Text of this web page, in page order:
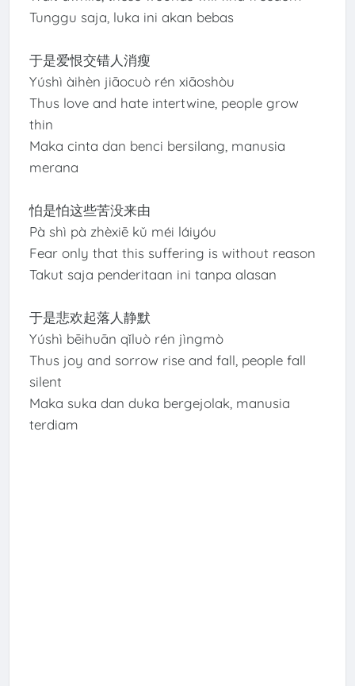
Tunggu saja, luka ini akan bebas
于是爱恨交错人消瘦
Yúshì àihèn jiāocuò rén xiāoshòu
Thus love and hate intertwine, people grow
thin
Maka cinta dan benci bersilang, manusia
merana
怕是怕这些苦没来由
Pà shì pà zhèxiē kǔ méi láiyóu
Fear only that this suffering is without reason
Takut saja penderitaan ini tanpa alasan
于是悲欢起落人静默
Yúshì bēihuān qǐluò rén jìngmò
Thus joy and sorrow rise and fall, people fall
silent
Maka suka dan duka bergejolak, manusia
terdiam